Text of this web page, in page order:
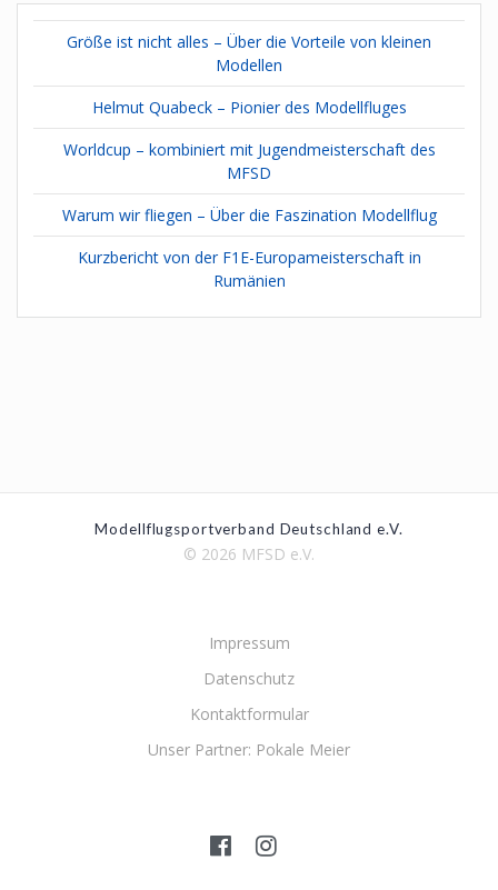
Größe ist nicht alles – Über die Vorteile von kleinen
Modellen
Helmut Quabeck – Pionier des Modellfluges
Worldcup – kombiniert mit Jugendmeisterschaft des
MFSD
Warum wir fliegen – Über die Faszination Modellflug
Kurzbericht von der F1E-Europameisterschaft in
Rumänien
Modellflugsportverband Deutschland e.V.
© 2026 MFSD e.V.
Impressum
Datenschutz
Kontaktformular
Unser Partner: Pokale Meier